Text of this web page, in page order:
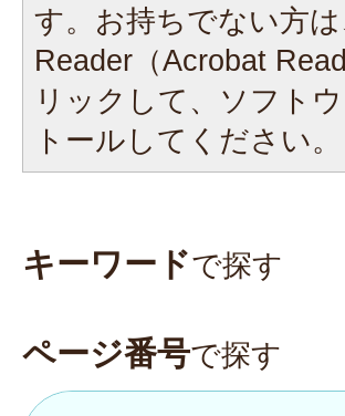
す。お持ちでない方
Reader（Acrobat
リックして、ソフト
トールしてください。
キーワードで探す
ページ番号で探す